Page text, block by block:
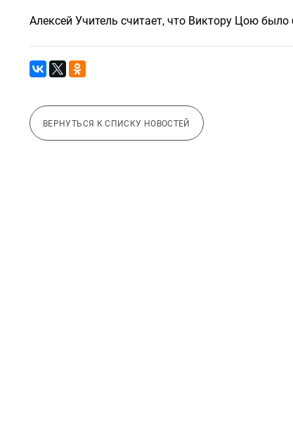
Алексей Учитель считает, что Виктору Цою было
ВЕРНУТЬСЯ К СПИСКУ НОВОСТЕЙ